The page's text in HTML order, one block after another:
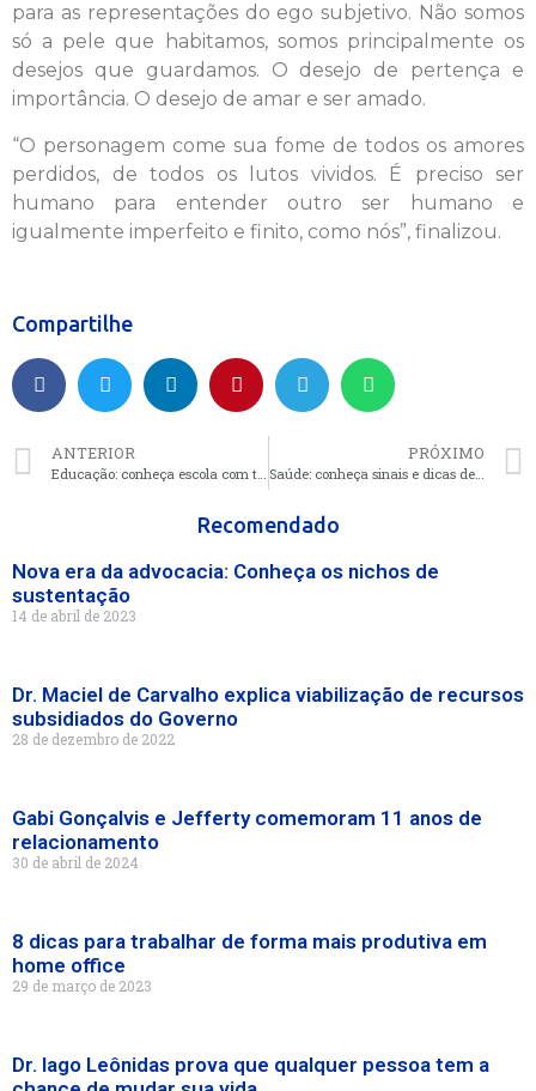
para as representações do ego subjetivo. Não somos
só a pele que habitamos, somos principalmente os
desejos que guardamos. O desejo de pertença e
importância. O desejo de amar e ser amado.
“O personagem come sua fome de todos os amores
perdidos, de todos os lutos vividos. É preciso ser
humano para entender outro ser humano e
igualmente imperfeito e finito, como nós”, finalizou.
Compartilhe
ANTERIOR
Educação: conheça escola com título de líder de desenvolvimento pelo MEC
PRÓXIMO
Saúde: conheça sinais e dicas de tratamento da Bulimia
Recomendado
Nova era da advocacia: Conheça os nichos de
sustentação
14 de abril de 2023
Dr. Maciel de Carvalho explica viabilização de recursos
subsidiados do Governo
28 de dezembro de 2022
Gabi Gonçalvis e Jefferty comemoram 11 anos de
relacionamento
30 de abril de 2024
8 dicas para trabalhar de forma mais produtiva em
home office
29 de março de 2023
Dr. Iago Leônidas prova que qualquer pessoa tem a